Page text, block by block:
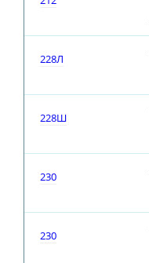
228Л
228Ш
230
230